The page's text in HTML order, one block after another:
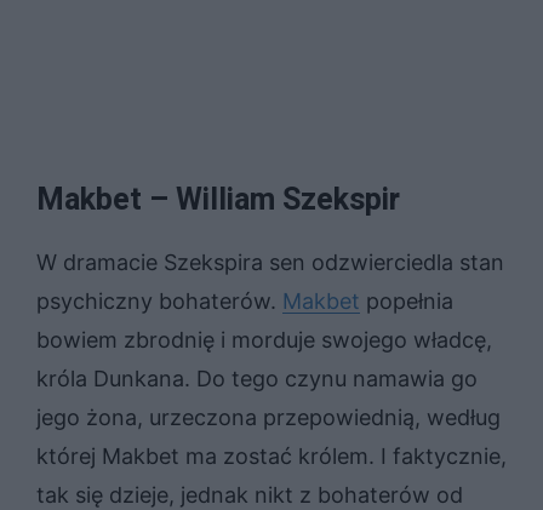
Makbet – William Szekspir
W dramacie Szekspira sen odzwierciedla stan
psychiczny bohaterów. Makbet popełnia
bowiem zbrodnię i morduje swojego władcę,
króla Dunkana. Do tego czynu namawia go
jego żona, urzeczona przepowiednią, według
której Makbet ma zostać królem. I faktycznie,
tak się dzieje, jednak nikt z bohaterów od